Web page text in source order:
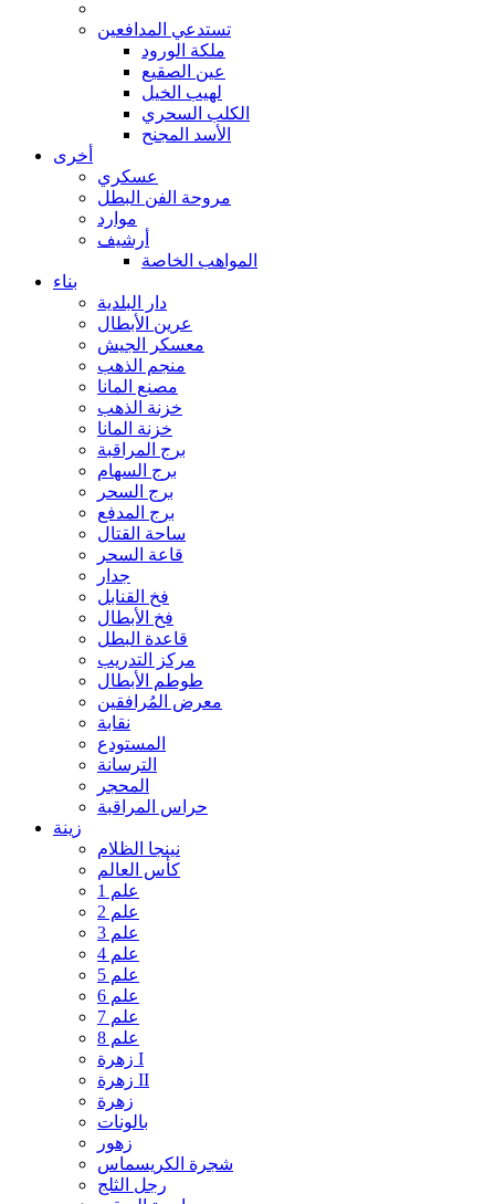
تستدعي المدافعين
ملكة الورود
عين الصقيع
لهيب الخيل
الكلب السحري
الأسد المجنح
أخرى
عسكري
مروحة الفن البطل
موارد
أرشيف
المواهب الخاصة
بناء
دار البلدية
عرين الأبطال
معسكر الجيش
منجم الذهب
مصنع المانا
خزنة الذهب
خزنة المانا
برج المراقبة
برج السهام
برج السحر
برج المدفع
ساحة القتال
قاعة السحر
جدار
فخ القنابل
فخ الأبطال
قاعدة البطل
مركز التدريب
طوطم الأبطال
معرض المُرافقين
نقابة
المستودع
الترسانة
المحجر
حراس المراقبة
زينة
نينجا الظلام
كأس العالم
علم 1
علم 2
علم 3
علم 4
علم 5
علم 6
علم 7
علم 8
زهرة I
زهرة II
زهرة
بالونات
زهور
شجرة الكريسماس
رجل الثلج